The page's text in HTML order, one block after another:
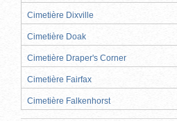
Cimetière Dixville
Cimetière Doak
Cimetière Draper's Corner
Cimetière Fairfax
Cimetière Falkenhorst